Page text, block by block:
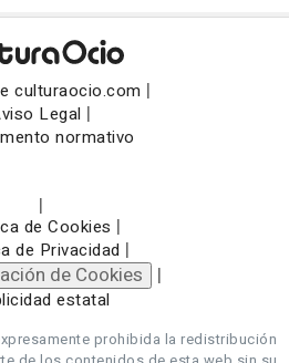
culturaocio.com |
Legal |
normativo
|
de Cookies |
de Privacidad |
de Cookies |
estatal
prohibida la redistribución